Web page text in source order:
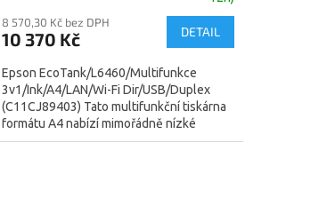
8 570,30 Kč bez DPH
10 370 Kč DETAIL
Epson EcoTank/L6460/Multifunkce
3v1/Ink/A4/LAN/Wi-Fi Dir/USB/Duplex
(C11CJ89403) Tato multifunkční tiskárna
formátu A4 nabízí mimořádně nízké
náklady a vysokou rychlost tisku...